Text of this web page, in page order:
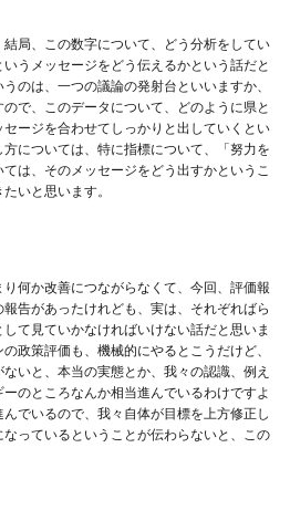
局、この数字について、どう分析をしてい
うメッセージをどう伝えるかという話だと
のは、一つの議論の発射台といいますか、
で、このデータについて、どのように県と
ージを合わせてしっかりと出していくとい
については、特に指標について、「努力を
は、そのメッセージをどう出すかというこ
いと思います。
何か改善につながらなくて、今回、評価報
告があったけれども、実は、それぞればら
て見ていかなければいけない話だと思いま
政策評価も、機械的にやるとこうだけど、
いと、本当の実態とか、我々の認識、例え
のところなんか相当進んでいるわけですよ
でいるので、我々自体が目標を上方修正し
っているということが伝わらないと、この